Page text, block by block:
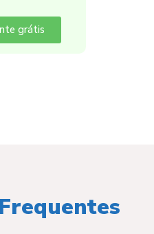
grátis